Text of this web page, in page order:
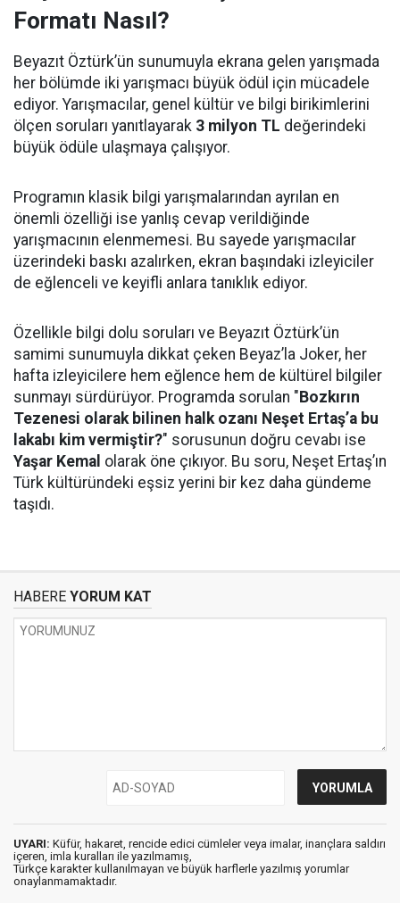
Formatı Nasıl?
Beyazıt Öztürk’ün sunumuyla ekrana gelen yarışmada
her bölümde iki yarışmacı büyük ödül için mücadele
ediyor. Yarışmacılar, genel kültür ve bilgi birikimlerini
ölçen soruları yanıtlayarak 3 milyon TL değerindeki
büyük ödüle ulaşmaya çalışıyor.
Programın klasik bilgi yarışmalarından ayrılan en
önemli özelliği ise yanlış cevap verildiğinde
yarışmacının elenmemesi. Bu sayede yarışmacılar
üzerindeki baskı azalırken, ekran başındaki izleyiciler
de eğlenceli ve keyifli anlara tanıklık ediyor.
Özellikle bilgi dolu soruları ve Beyazıt Öztürk’ün
samimi sunumuyla dikkat çeken Beyaz’la Joker, her
hafta izleyicilere hem eğlence hem de kültürel bilgiler
sunmayı sürdürüyor. Programda sorulan " Bozkırın
Tezenesi olarak bilinen halk ozanı Neşet Ertaş’a bu
lakabı kim vermiştir?" sorusunun doğru cevabı ise
Yaşar Kemal olarak öne çıkıyor. Bu soru, Neşet Ertaş’ın
Türk kültüründeki eşsiz yerini bir kez daha gündeme
taşıdı.
HABERE YORUM KAT
UYARI: Küfür, hakaret, rencide edici cümleler veya imalar, inançlara saldırı
içeren, imla kuralları ile yazılmamış,
Türkçe karakter kullanılmayan ve büyük harflerle yazılmış yorumlar
onaylanmamaktadır.